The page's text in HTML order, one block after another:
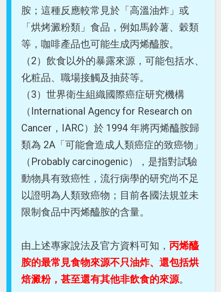
胺；這種反應較常見於「高溫油炸」或
「烘烤澱粉類」食品，例如馬鈴薯、穀類
等，咖啡產品也可能生成丙烯醯胺。
（2）飲食以外的暴露來源，可能包括水、
化粧品、職場接觸及抽菸等。
（3）世界衛生組織國際癌症研究機構
（International Agency for Research on
Cancer，IARC）於 1994 年將丙烯醯胺歸
類為 2A「可能會造成人類癌症的致癌物」
（Probably carcinogenic），是指對試驗
動物具有致癌性，流行病學的研究尚不足
以證明為人類致癌物；目前各國法規並未
限制食品中丙烯醯胺的含量。
由上述專家說法及官方資料可知，丙烯醯
胺的最常見食物來源不只油炸、還包括烘
焙澱粉，甚至還有其他非飲食的來源。